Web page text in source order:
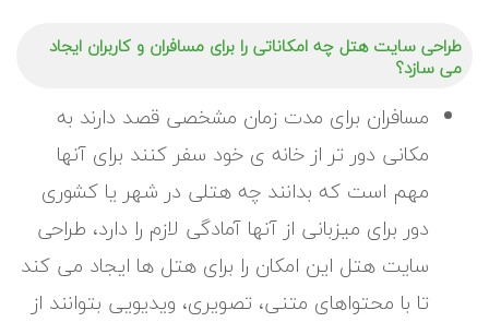
طراحی سایت هتل چه امکاناتی را برای مسافران و کاربران ایجاد
می سازد؟
مسافران برای مدت زمان مشخصی قصد دارند به
مکانی دور تر از خانه ی خود سفر کنند برای آنها
مهم است که بدانند چه هتلی در شهر یا کشوری
دور برای میزبانی از آنها آمادگی لازم را دارد، طراحی
سایت هتل این امکان را برای هتل ها ایجاد می کند
تا با محتواهای متنی، تصویری، ویدیویی بتوانند از